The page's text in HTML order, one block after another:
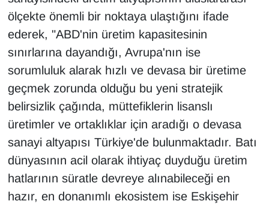
ölçekte önemli bir noktaya ulaştığını ifade
ederek, "ABD'nin üretim kapasitesinin
sınırlarına dayandığı, Avrupa'nın ise
sorumluluk alarak hızlı ve devasa bir üretime
geçmek zorunda olduğu bu yeni stratejik
belirsizlik çağında, müttefiklerin lisanslı
üretimler ve ortaklıklar için aradığı o devasa
sanayi altyapısı Türkiye'de bulunmaktadır. Batı
dünyasının acil olarak ihtiyaç duyduğu üretim
hatlarının süratle devreye alınabileceği en
hazır, en donanımlı ekosistem ise Eskişehir